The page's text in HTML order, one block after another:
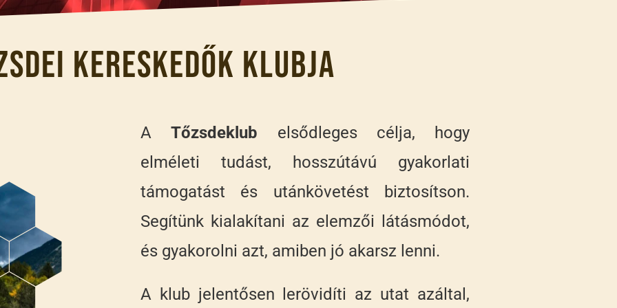
kereskedők klubja
ATőzsdeklub elsődleges célja, hogy
elméleti tudást, hosszútávú gyakorlati
támogatást és utánkövetést biztosítson.
Segítünk kialakítani az elemzői látásmódot,
és gyakorolni azt, amiben jó akarsz lenni.
A klub jelentősen lerövidíti az utat azáltal,